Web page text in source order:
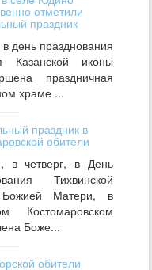
отметили
праздник
день празднования
Казанской иконы
праздничная
храме ...
праздник в
обители
в четверг, в День
Тихвинской
Матери, в
Костомаровском
Боже...
обители